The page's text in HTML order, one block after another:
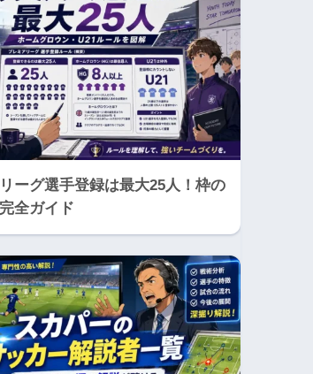
ーグ選手登録は最大25人！枠の
全ガイド